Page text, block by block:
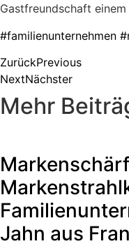
Gastfreundschaft
#familienunternehmen
ZurückPrevious
NextNächster
Mehr
Jahn aus